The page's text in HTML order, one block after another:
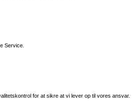
Service.
for at sikre at vi lever op til vores ansvar.